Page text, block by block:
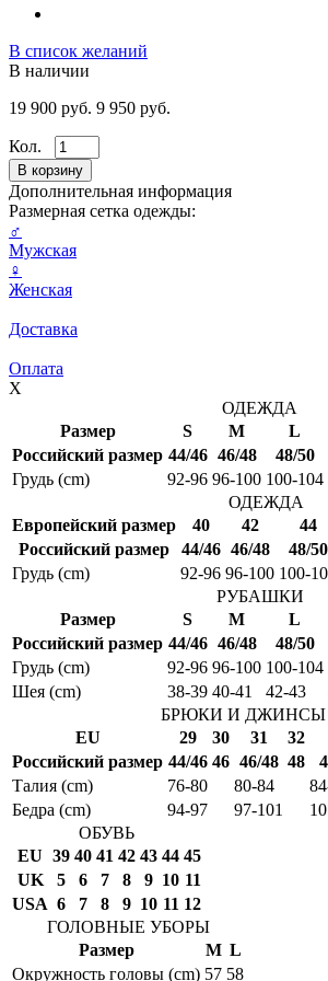
В список желаний
В наличии
19 900 руб. 9 950 руб.
Кол.
Дополнительная информация
Размерная сетка одежды:
♂
Мужская
♀
Женская
Доставка
Оплата
X
ОДЕЖДА
Размер
S M L
Российский размер 44/46 46/48 48/50
Грудь (cm)
92-96 96-100 100-104
ОДЕЖДА
Европейский размер
40 42 44
Российский размер
44/46 46/48 48/50
Грудь (cm)
92-96 96-100 100-
РУБАШКИ
Размер
S M L
Российский размер 44/46 46/48 48/50
Грудь (cm)
92-96 96-100 100-104
Шея (cm)
38-39 40-41 42-43
БРЮКИ И ДЖИНСЫ
EU
29 30 31 32
Российский размер 44/46 46 46/48 48
Талия (cm)
76-80 80-84
Бедра (cm)
94-97 97-101
ОБУВЬ
EU 39 40 41 42 43 44 45
UK
5 6 7 8 9 10 11
USA 6 7 8 9 10 11 12
ГОЛОВНЫЕ УБОРЫ
Размер
M L
Окружность головы (cm) 57 58